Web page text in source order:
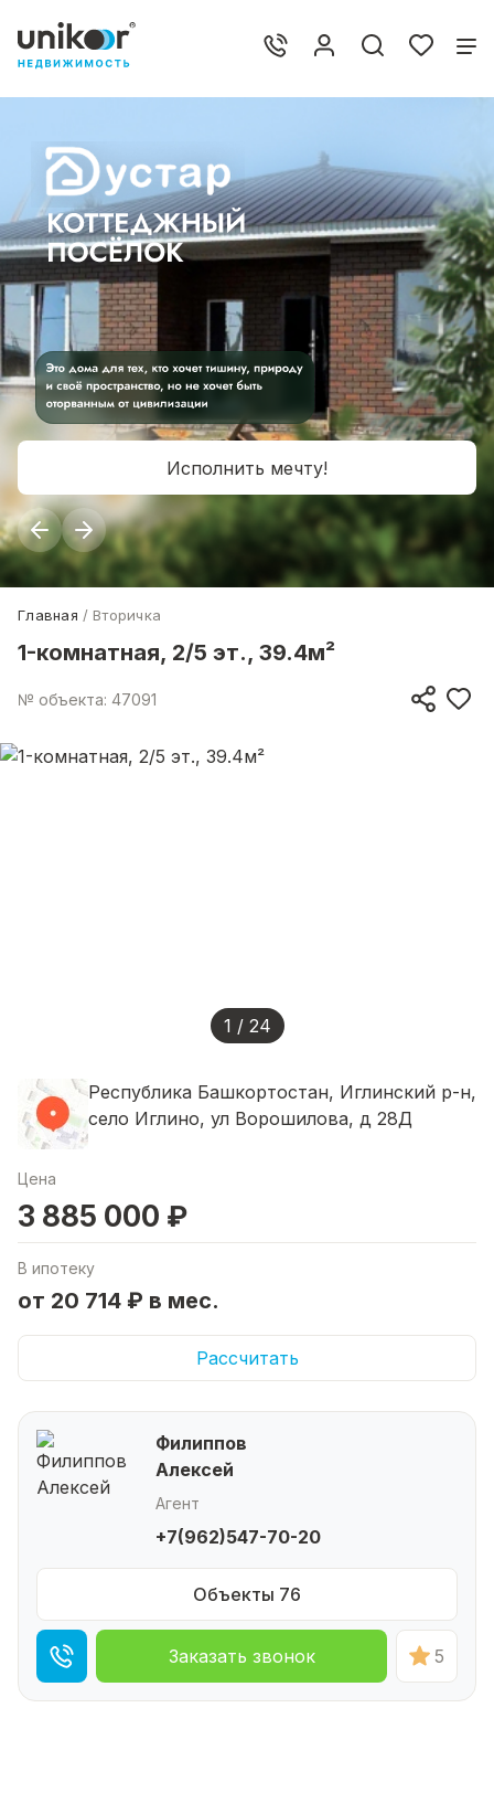
Исполнить мечту!
Главная Вторичка
1-комнатная, 2/5 эт., 39.4м²
№ объекта: 47091
1 / 24
Республика Башкортостан, Иглинский р-н,
село Иглино, ул Ворошилова, д 28Д
Цена
3 885 000 ₽
В ипотеку
от 20 714 ₽ в мес.
Рассчитать
Филиппов
Алексей
Агент
+7(962)547-70-20
Объекты 76
Заказать звонок 5